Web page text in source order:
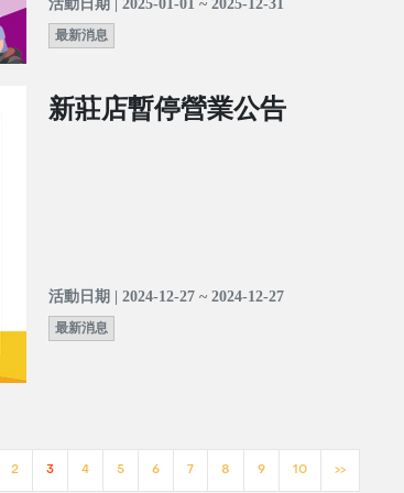
活動日期 | 2025-01-01 ~ 2025-12-31
最新消息
新莊店暫停營業公告
活動日期 | 2024-12-27 ~ 2024-12-27
最新消息
2 3 4 5 6 7 8 9 10 >>